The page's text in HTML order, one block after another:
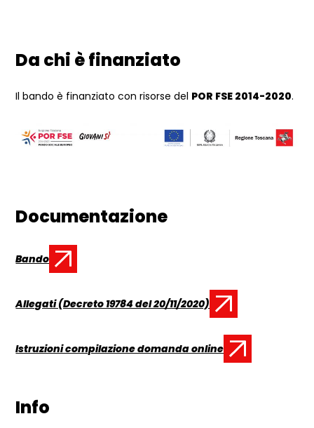
Da chi è finanziato
Il bando è finanziato con risorse del POR FSE 2014-2020.
Documentazione
Documento:
Bando
Documento:
Allegati (Decreto 19784 del 20/11/2020)
Documento:
Istruzioni compilazione domanda online
Info